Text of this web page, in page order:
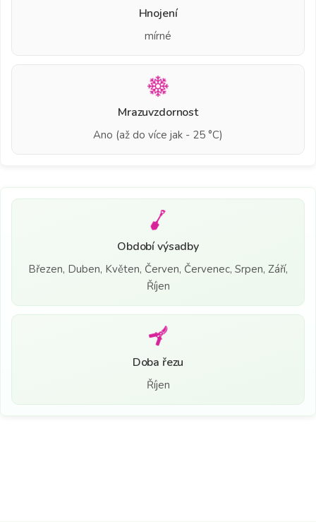
Hnojení
mírné
Mrazuvzdornost
Ano (až do více jak - 25 °C)
Období výsadby
Březen, Duben, Květen, Červen, Červenec, Srpen, Září,
Říjen
Doba řezu
Říjen